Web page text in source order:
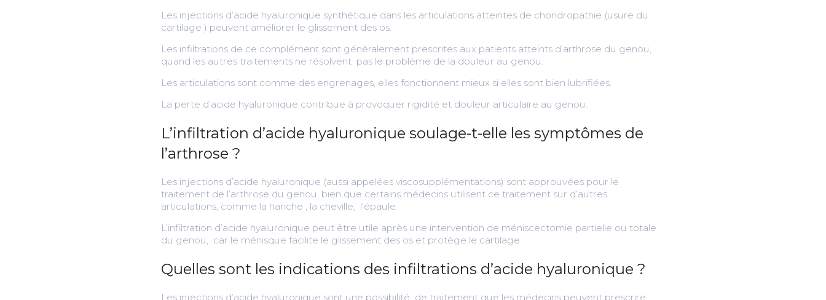
Les injections d’acide hyaluronique synthétique dans les articulations atteintes de chondropathie (usure du
cartilage ) peuvent améliorer le glissement des os.
Les infiltrations de ce complément sont généralement prescrites aux patients atteints d’arthrose du genou,
quand les autres traitements ne résolvent pas le problème de la douleur au genou.
Les articulations sont comme des engrenages, elles fonctionnent mieux si elles sont bien lubrifiées.
La perte d’acide hyaluronique contribue à provoquer rigidité et douleur articulaire au genou.
L’infiltration d’acide hyaluronique soulage-t-elle les symptômes de
l’arthrose ?
Les injections d’acide hyaluronique (aussi appelées viscosupplémentations) sont approuvées pour le
traitement de l’arthrose du genou, bien que certains médecins utilisent ce traitement sur d’autres
articulations, comme la hanche , la cheville, l'épaule.
L’infiltration d’acide hyaluronique peut être utile après une intervention de méniscectomie partielle ou totale
du genou, car le ménisque facilite le glissement des os et protège le cartilage.
Quelles sont les indications des infiltrations d’acide hyaluronique ?
Les injections d’acide hyaluronique sont une possibilité de traitement que les médecins peuvent prescrire